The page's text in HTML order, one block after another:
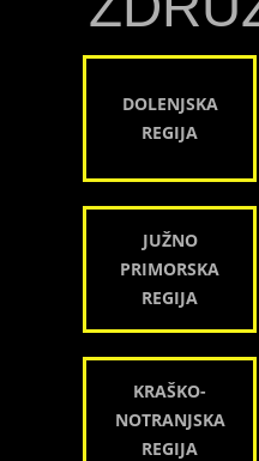
DOLENJSKA
REGIJA
JUŽNO
PRIMORSKA
REGIJA
KRAŠKO-
NOTRANJSKA
REGIJA